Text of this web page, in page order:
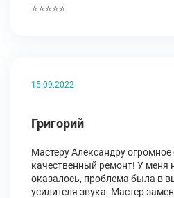
⭐⭐⭐⭐⭐
15.09.2022
Григорий
Мастеру Александру огромное
качественный ремонт! У меня
оказалось, проблема была в
усилителя звука. Мастер